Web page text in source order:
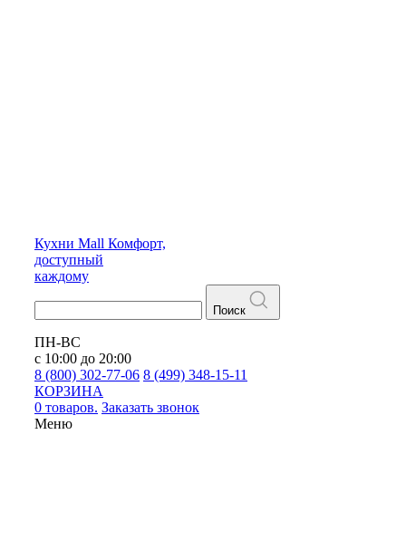
Кухни Mall Комфорт,
доступный
каждому
Поиск
ПН-ВС
с 10:00 до 20:00
8 (800) 302-77-06 8 (499) 348-15-11
КОРЗИНА
0 товаров. Заказать звонок
Меню